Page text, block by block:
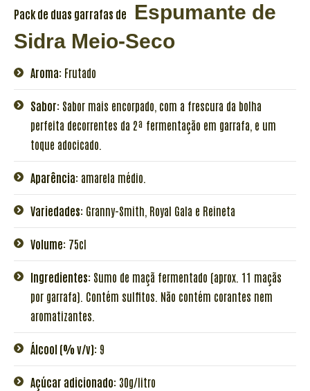
Pack de duas garrafas de
Espumante de
Sidra Meio-Seco
Aroma: Frutado
Sabor: Sabor mais encorpado, com a frescura da bolha
perfeita decorrentes da 2ª fermentação em garrafa, e um
toque adocicado.
Aparência: amarela médio.
Variedades: Granny-Smith, Royal Gala e Reineta
Volume: 75cl
Ingredientes: Sumo de maçã fermentado (aprox. 11 maçãs
por garrafa). Contém sulfitos. Não contém corantes nem
aromatizantes.
Álcool (% v/v): 9
Açúcar adicionado: 30g/litro